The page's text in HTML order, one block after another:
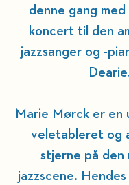
denne gang
koncert til den
jazzsanger og -
Marie Mørck er en
veletableret og
stjerne på den
jazzscene.